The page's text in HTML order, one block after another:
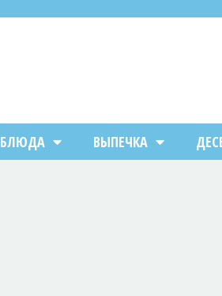
БЛЮДА ВЫПЕЧКА